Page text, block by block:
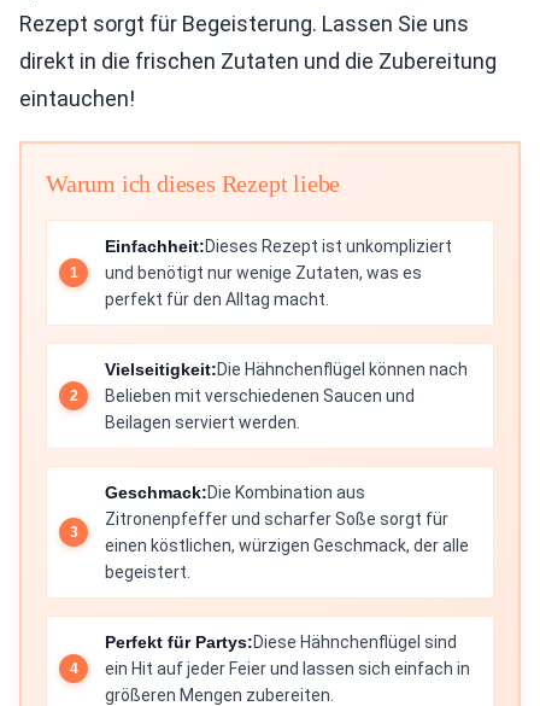
Rezept sorgt für Begeisterung. Lassen Sie uns
direkt in die frischen Zutaten und die Zubereitung
eintauchen!
Warum ich dieses Rezept liebe
Einfachheit:Dieses Rezept ist unkompliziert
und benötigt nur wenige Zutaten, was es
perfekt für den Alltag macht.
Vielseitigkeit:Die Hähnchenflügel können nach
Belieben mit verschiedenen Saucen und
Beilagen serviert werden.
Geschmack:Die Kombination aus
Zitronenpfeffer und scharfer Soße sorgt für
einen köstlichen, würzigen Geschmack, der alle
begeistert.
Perfekt für Partys:Diese Hähnchenflügel sind
ein Hit auf jeder Feier und lassen sich einfach in
größeren Mengen zubereiten.